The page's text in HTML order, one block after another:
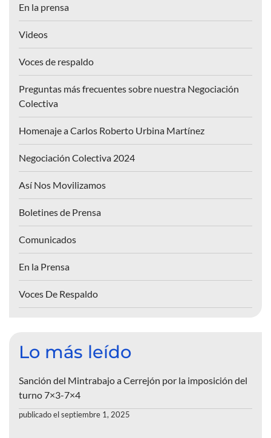
En la prensa
Videos
Voces de respaldo
Preguntas más frecuentes sobre nuestra Negociación
Colectiva
Homenaje a Carlos Roberto Urbina Martínez
Negociación Colectiva 2024
Así Nos Movilizamos
Boletines de Prensa
Comunicados
En la Prensa
Voces De Respaldo
Lo más leído
Sanción del Mintrabajo a Cerrejón por la imposición del
turno 7×3-7×4
publicado el septiembre 1, 2025